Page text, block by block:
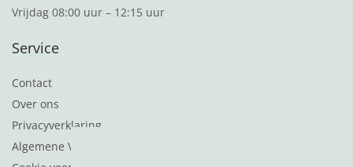
Vrijdag 08:00 uur – 12:15 uur
Service
Contact
Over ons
Privacyverklaring
Algemene Voorwaarden